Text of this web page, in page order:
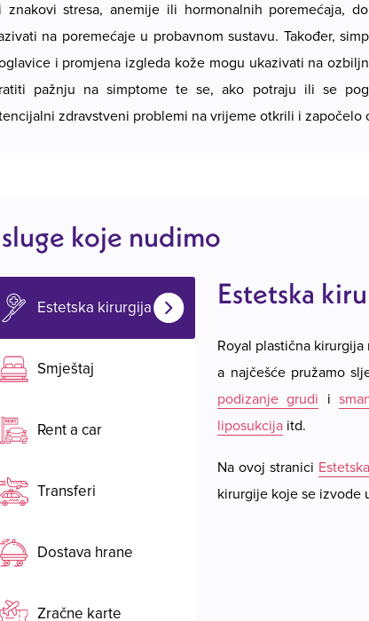
znakovi stresa, anemije ili hormonalnih poremećaja,
​​na poremećaje u probavnom sustavu. Također,
i promjena izgleda kože mogu ukazivati ​​na
pažnju na simptome te se, ako potraju ili se
zdravstveni problemi na vrijeme otkrili i započelo
koje nudimo
Estetska kirurgija
Smještaj
Rent a car
Transferi
Dostava hrane
Zračne karte
Estetska
Royal plastična
a najčešće pružamo
podizanje grudi i
liposukcija itd.
Na ovoj stranici
kirurgije koje se izvode